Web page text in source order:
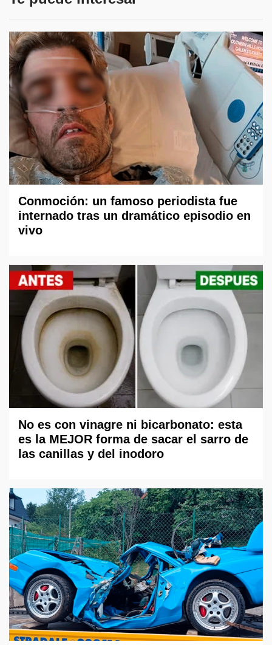
Conmoción: un famoso periodista fue
internado tras un dramático episodio en
vivo
No es con vinagre ni bicarbonato: esta
es la MEJOR forma de sacar el sarro de
las canillas y del inodoro